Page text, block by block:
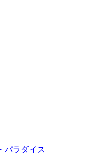
パラダイス